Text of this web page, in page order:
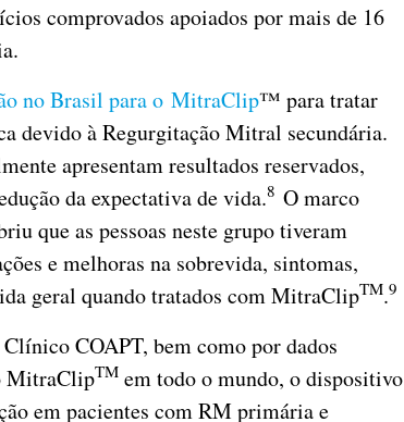
comprovados apoiados por mais de 16
no Brasil para o MitraClip™ para tratar
devido à Regurgitação Mitral secundária.
apresentam resultados reservados,
da expectativa de vida.8 O marco
que as pessoas neste grupo tiveram
e melhoras na sobrevida, sintomas,
geral quando tratados com MitraClipTM.9
COAPT, bem como por dados
MitraClipTM em todo o mundo, o dispositivo
em pacientes com RM primária e